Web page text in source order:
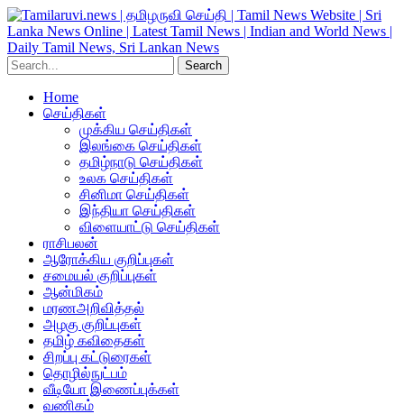
Home
செய்திகள்
முக்கிய செய்திகள்
இலங்கை செய்திகள்
தமிழ்நாடு செய்திகள்
உலக செய்திகள்
சினிமா செய்திகள்
இந்தியா செய்திகள்
விளையாட்டு செய்திகள்
ராசிபலன்
ஆரோக்கிய குறிப்புகள்
சமையல் குறிப்புகள்
ஆன்மிகம்
மரணஅறிவித்தல்
அழகு குறிப்புகள்
தமிழ் கவிதைகள்
சிறப்பு கட்டுரைகள்
தொழில்நுட்பம்
வீடியோ இணைப்புக்கள்
வணிகம்